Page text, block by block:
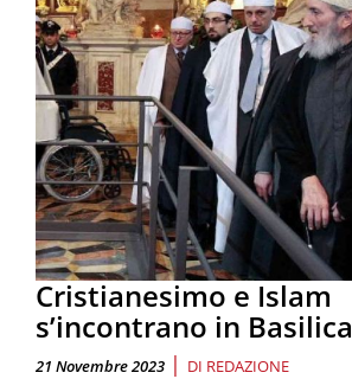
Cristianesimo e Islam
s’incontrano in Basilica
21 Novembre 2023 | DI REDAZIONE